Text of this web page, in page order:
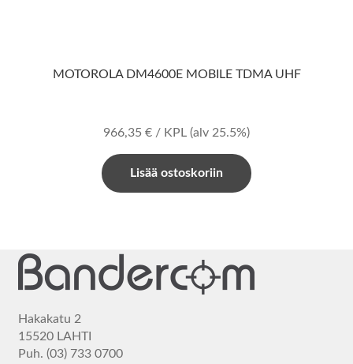
MOTOROLA DM4600E MOBILE TDMA UHF
966,35 € / KPL (alv 25.5%)
Lisää ostoskoriin
Hakakatu 2
15520 LAHTI
Puh. (03) 733 0700